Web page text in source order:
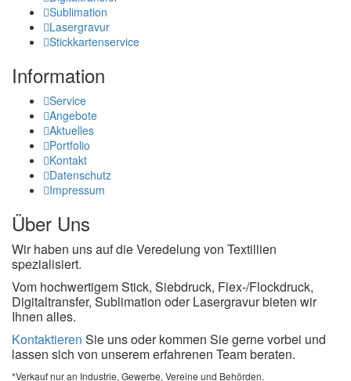
Sublimation
Lasergravur
Stickkartenservice
Information
Service
Angebote
Aktuelles
Portfolio
Kontakt
Datenschutz
Impressum
Über Uns
Wir haben uns auf die Veredelung von Textillien
spezialisiert.
Vom hochwertigem Stick, Siebdruck, Flex-/Flockdruck,
Digitaltransfer, Sublimation oder Lasergravur bieten wir
Ihnen alles.
Kontaktieren Sie uns oder kommen Sie gerne vorbei und
lassen sich von unserem erfahrenen Team beraten.
*Verkauf nur an Industrie, Gewerbe, Vereine und Behörden.